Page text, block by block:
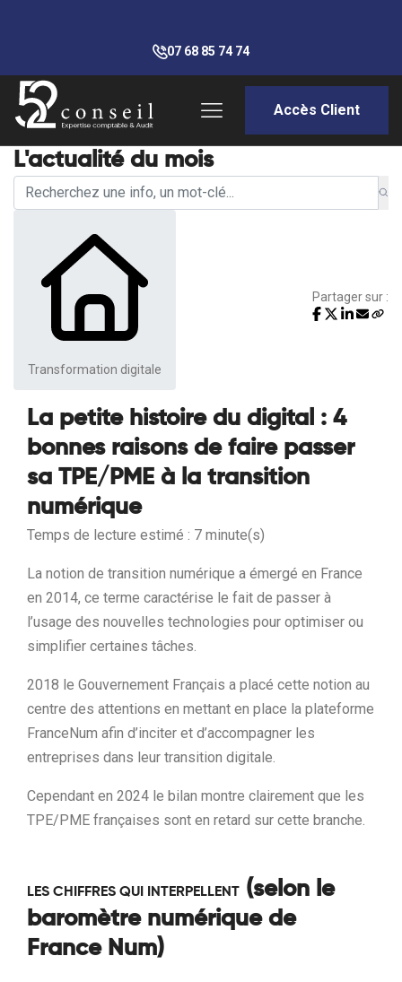
07 68 85 74 74
Accès Client
L'actualité du mois
Transformation digitale
Partager sur :
La petite histoire du digital : 4
bonnes raisons de faire passer
sa TPE/PME à la transition
numérique
Temps de lecture estimé : 7 minute(s)
La notion de transition numérique a émergé en France
en 2014, ce terme caractérise le fait de passer à
l’usage des nouvelles technologies pour optimiser ou
simplifier certaines tâches.
2018 le Gouvernement Français a placé cette notion au
centre des attentions en mettant en place la plateforme
FranceNum afin d’inciter et d’accompagner les
entreprises dans leur transition digitale.
Cependant en 2024 le bilan montre clairement que les
TPE/PME françaises sont en retard sur cette branche.
LES CHIFFRES QUI INTERPELLENT (selon le
baromètre numérique de
France Num)